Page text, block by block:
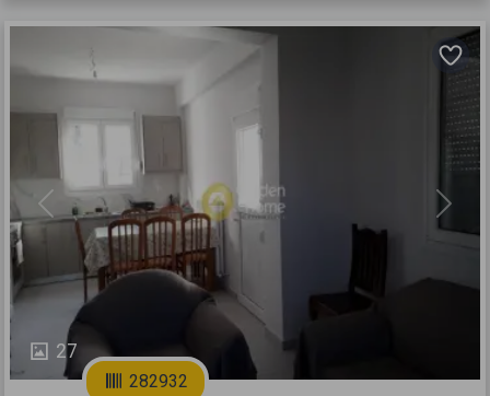
27
Previous Next
282932